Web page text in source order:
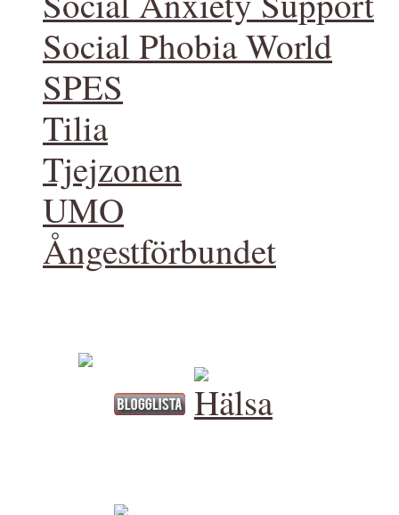
Social Phobia World
SPES
Tilia
Tjejzonen
UMO
Ångestförbundet